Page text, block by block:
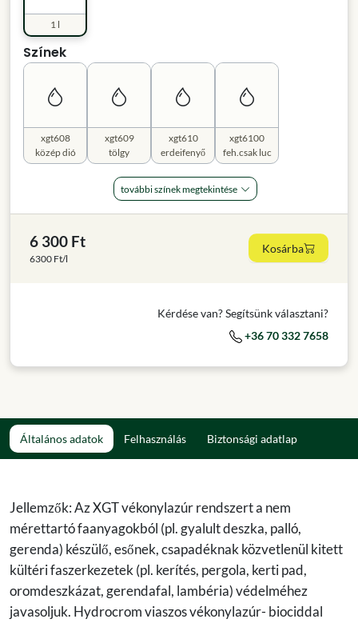
1 l
Színek
xgt608
közép dió
xgt609
tölgy
xgt610
erdeifenyő
xgt6100
feh.csak luc
további színek megtekintése
6 300 Ft
6300 Ft/l
Kosárba
Kérdése van? Segítsünk választani?
+36 70 332 7658
Általános adatok Felhasználás Biztonsági adatlap
Jellemzők: Az XGT vékonylazúr rendszert a nem
mérettartó faanyagokból (pl. gyalult deszka, palló,
gerenda) készülő, esőnek, csapadéknak közvetlenül kitett
kültéri faszerkezetek (pl. kerítés, pergola, kerti pad,
oromdeszkázat, gerendafal, lambéria) védelméhez
javasoljuk. Hydrocrom viaszos vékonylazúr- biociddal